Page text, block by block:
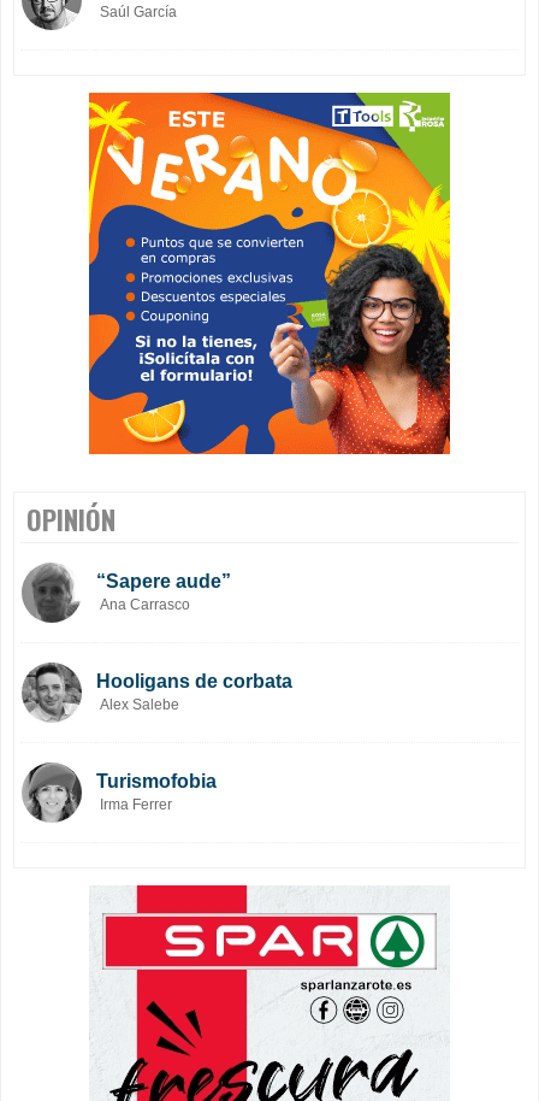
Saúl García
OPINIÓN
“Sapere aude”
Ana Carrasco
Hooligans de corbata
Alex Salebe
Turismofobia
Irma Ferrer